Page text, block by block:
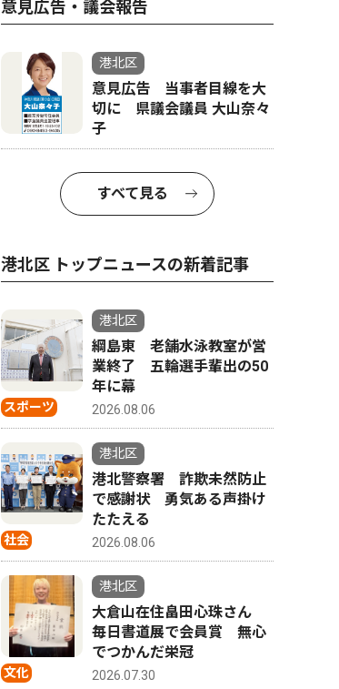
意見広告・議会報告
港北区
意見広告 当事者目線を大
切に 県議会議員 大山奈々
子
すべて見る
港北区 トップニュースの新着記事
スポーツ
港北区
綱島東 老舗水泳教室が営
業終了 五輪選手輩出の50
年に幕
2026.08.06
社会
港北区
港北警察署 詐欺未然防止
で感謝状 勇気ある声掛け
たたえる
2026.08.06
文化
港北区
大倉山在住畠田心珠さん
毎日書道展で会員賞 無心
でつかんだ栄冠
2026.07.30